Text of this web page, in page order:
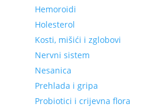
Hemoroidi
Holesterol
Kosti, mišići i zglobovi
Nervni sistem
Nesanica
Prehlada i gripa
Probiotici i crijevna flora